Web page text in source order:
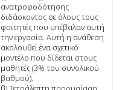
ανατροφοδότησης
διδάσκοντος σε όλους τους
φοιτητές που υπέβαλαν αυτή
την εργασία. Αυτή η ανάθεση
ακολουθεί ένα σχετικό
μοντέλο που δίδεται στους
μαθητές (3% του συνολικού
βαθμού).